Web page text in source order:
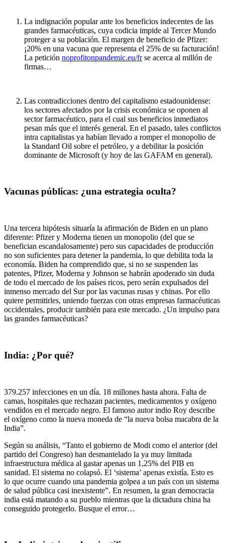
La indignación popular ante los beneficios indecentes de las
grandes farmacéuticas, cuya codicia impide al Tercer Mundo
proteger a su población. El margen de beneficio de Pfizer:
¡20% en una vacuna que representa el 25% de su facturación!
La petición noprofitonpandemic.eu/frse acerca al millón de
firmas…
Las contradicciones dentro del capitalismo estadounidense:
los sectores afectados por la crisis económica se oponen al
sector farmacéutico, para el cual sus beneficios inmediatos
pesan más que el interés general. En el pasado, tales conflictos
intra capitalistas ya habían llevado a romper el monopolio de
la Standard Oil sobre el petróleo, y a debilitar la posición
dominante de Microsoft (y hoy de las GAFAM en general).
Vacunas públicas: ¿una estrategia oculta?
Una tercera hipótesis situaría la afirmación de Biden en un plano
diferente: Pfizer y Moderna tienen un monopolio (del que se
benefician escandalosamente) pero sus capacidades de producción
no son suficientes para detener la pandemia, lo que debilita toda la
economía. Biden ha comprendido que, si no se suspenden las
patentes, Pfizer, Moderna y Johnson se habrán apoderado sin duda
de todo el mercado de los países ricos, pero serán expulsados del
inmenso mercado del Sur por las vacunas rusas y chinas. Por ello
quiere permitirles, uniendo fuerzas con otras empresas farmacéuticas
occidentales, producir también para este mercado. ¿Un impulso para
las grandes farmacéuticas?
India: ¿Por qué?
379.257 infecciones en un día. 18 millones hasta ahora. Falta de
camas, hospitales que rechazan pacientes, medicamentos y oxígeno
vendidos en el mercado negro. El famoso autor indio Roy describe
el oxígeno como la nueva moneda de “la nueva bolsa macabra de la
India”.
Según su análisis, “Tanto el gobierno de Modi como el anterior (del
partido del Congreso) han desmantelado la ya muy limitada
infraestructura médica al gastar apenas un 1,25% del PIB en
sanidad. El sistema no colapsó. El ‘sistema’ apenas existía. Esto es
lo que ocurre cuando una pandemia golpea a un país con un sistema
de salud pública casi inexistente”. En resumen, la gran democracia
india está matando a su pueblo mientras que la dictadura china ha
conseguido protegerlo. Busque el error…